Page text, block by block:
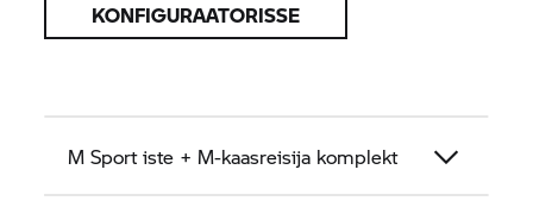
KONFIGURAATORISSE
M Sport iste + M-kaasreisija komplekt